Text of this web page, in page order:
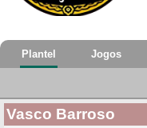
Plantel Jogos
Vasco Barroso